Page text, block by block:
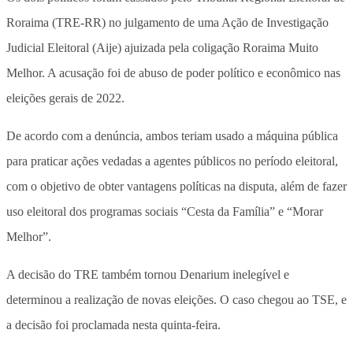
Roraima (TRE-RR) no julgamento de uma Ação de Investigação
Judicial Eleitoral (Aije) ajuizada pela coligação Roraima Muito
Melhor. A acusação foi de abuso de poder político e econômico nas
eleições gerais de 2022.
De acordo com a denúncia, ambos teriam usado a máquina pública
para praticar ações vedadas a agentes públicos no período eleitoral,
com o objetivo de obter vantagens políticas na disputa, além de fazer
uso eleitoral dos programas sociais “Cesta da Família” e “Morar
Melhor”.
A decisão do TRE também tornou Denarium inelegível e
determinou a realização de novas eleições. O caso chegou ao TSE, e
a decisão foi proclamada nesta quinta-feira.